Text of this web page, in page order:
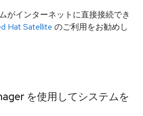
がインターネットに直接接続でき
Hat Satellite のご利用をお勧めし
を使用してシステムを